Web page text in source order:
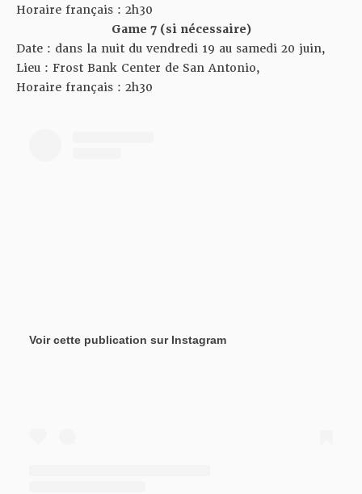
Horaire français : 2h30
Game 7 (si nécessaire)
Date : dans la nuit du vendredi 19 au samedi 20 juin,
Lieu : Frost Bank Center de San Antonio,
Horaire français : 2h30
Voir cette publication sur Instagram